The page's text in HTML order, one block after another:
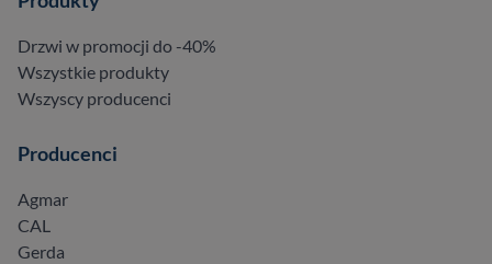
Drzwi w promocji do -40%
Wszystkie produkty
Wszyscy producenci
Producenci
Agmar
CAL
Gerda